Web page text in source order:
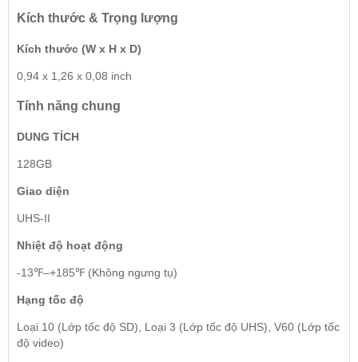
Kích thước & Trọng lượng
Kích thước (W x H x D)
0,94 x 1,26 x 0,08 inch
Tính năng chung
DUNG TÍCH
128GB
Giao diện
UHS-II
Nhiệt độ hoạt động
-13℉–+185℉ (Không ngưng tụ)
Hạng tốc độ
Loại 10 (Lớp tốc độ SD), Loại 3 (Lớp tốc độ UHS), V60 (Lớp tốc
độ video)